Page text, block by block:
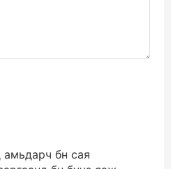
амьдарч бн сая